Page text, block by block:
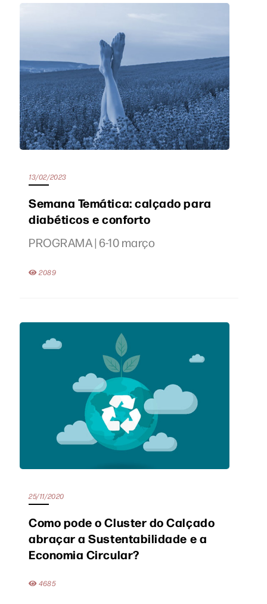
13/02/2023
Semana Temática: calçado para
diabéticos e conforto
PROGRAMA | 6-10 março
2089
25/11/2020
Como pode o Cluster do Calçado
abraçar a Sustentabilidade e a
Economia Circular?
4685